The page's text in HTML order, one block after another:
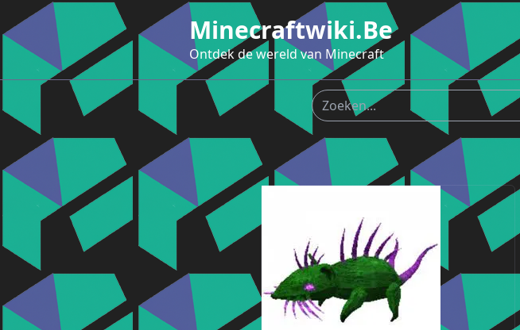
naar
de
inhoud
Minecraftwiki.be
Ontdek de wereld van Minecraft